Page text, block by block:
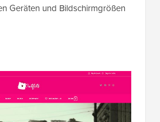
Geräten und Bildschirmgrößen